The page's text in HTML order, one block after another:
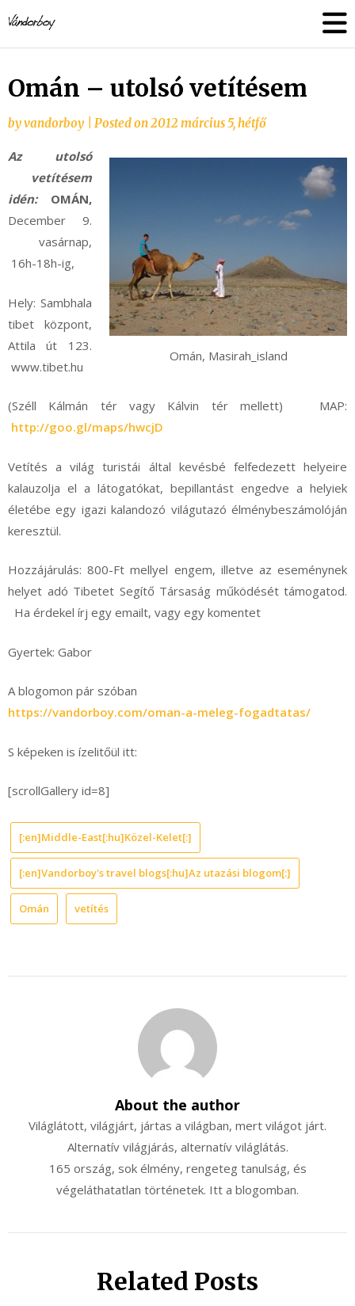
to
content
Omán – utolsó vetítésem
byvandorboy Posted on2012 március 5, hétfő
Omán, Masirah_island
Az utolsó
vetítésem
idén: OMÁN,
December 9.
vasárnap,
16h-18h-ig,
Hely: Sambhala
tibet központ,
Attila út 123.
www.tibet.hu
(Széll Kálmán tér vagy Kálvin tér mellett) MAP:
http://goo.gl/maps/hwcjD
Vetítés a világ turistái által kevésbé felfedezett helyeire
kalauzolja el a látogatókat, bepillantást engedve a helyiek
életébe egy igazi kalandozó világutazó élménybeszámolóján
keresztül.
Hozzájárulás: 800-Ft mellyel engem, illetve az eseménynek
helyet adó Tibetet Segítő Társaság működését támogatod.
Ha érdekel írj egy emailt, vagy egy komentet
Gyertek: Gabor
A blogomon pár szóban
https://vandorboy.com/oman-a-meleg-fogadtatas/
S képeken is ízelitőül itt:
[scrollGallery id=8]
[:en]Middle-East[:hu]Közel-Kelet[:]
[:en]Vandorboy's travel blogs[:hu]Az utazási blogom[:]
Omán vetítés
About the author
Világlátott, világjárt, jártas a világban, mert világot járt.
Alternatív világjárás, alternatív világlátás.
165 ország, sok élmény, rengeteg tanulság, és
végeláthatatlan történetek. Itt a blogomban.
Related Posts